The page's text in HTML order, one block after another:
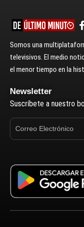
Somos una
televisivos. El medio
el menor tiempo en la
Newsletter
Suscríbete a nuestro